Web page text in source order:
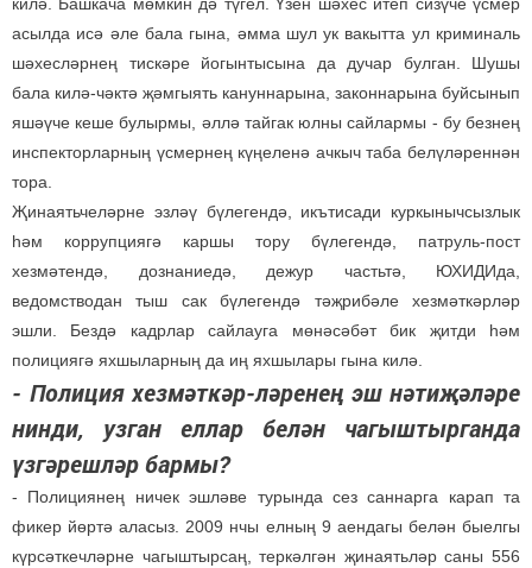
асылда исә әле бала гына, әмма шул ук вакытта ул криминаль
шәхесләрнең тискәре йогынтысына да дучар булган. Шушы
бала килә-чәктә җәмгыять кануннарына, законнарына буйсынып
яшәүче кеше булырмы, әллә тайгак юлны сайлармы - бу безнең
инспекторларның үсмернең күңеленә ачкыч таба белүләреннән
тора.
Җинаятьчеләрне эзләү бүлегендә, икътисади куркынычсызлык
һәм коррупциягә каршы тору бүлегендә, патруль-пост
хезмәтендә, дознаниедә, дежур частьтә, ЮХИДИда,
ведомстводан тыш сак бүлегендә тәҗрибәле хезмәткәрләр
эшли. Бездә кадрлар сайлауга мөнәсәбәт бик җитди һәм
полициягә яхшыларның да иң яхшылары гына килә.
- Полиция хезмәткәр-ләренең эш нәтиҗәләре
нинди, узган еллар белән чагыштырганда
үзгәрешләр бармы?
- Полициянең ничек эшләве турында сез саннарга карап та
фикер йөртә аласыз. 2009 нчы елның 9 аендагы белән быелгы
күрсәткечләрне чагыштырсаң, теркәлгән җинаятьләр саны 556